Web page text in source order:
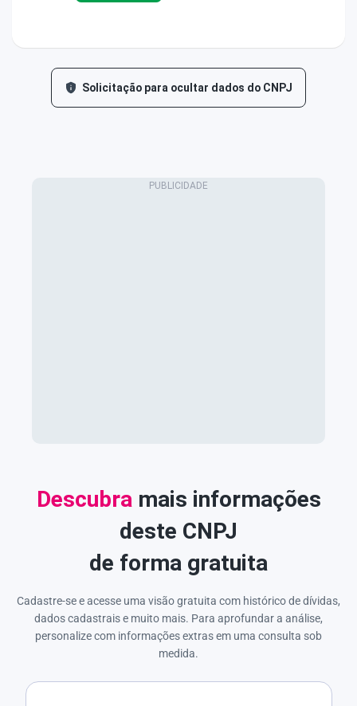
Solicitação para ocultar dados do CNPJ
Descubra mais informações
deste CNPJ
de forma gratuita
Cadastre-se e acesse uma visão gratuita com histórico de dívidas,
dados cadastrais e muito mais. Para aprofundar a análise,
personalize com informações extras em uma consulta sob
medida.